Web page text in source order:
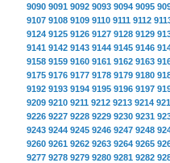
9090 9091 9092 9093 9094 9095
9107 9108 9109 9110 9111 9112
9124 9125 9126 9127 9128 9129
9141 9142 9143 9144 9145 9146
9158 9159 9160 9161 9162 9163
9175 9176 9177 9178 9179 9180
9192 9193 9194 9195 9196 9197
9209 9210 9211 9212 9213 9214
9226 9227 9228 9229 9230 9231
9243 9244 9245 9246 9247 9248
9260 9261 9262 9263 9264 9265
9277 9278 9279 9280 9281 9282